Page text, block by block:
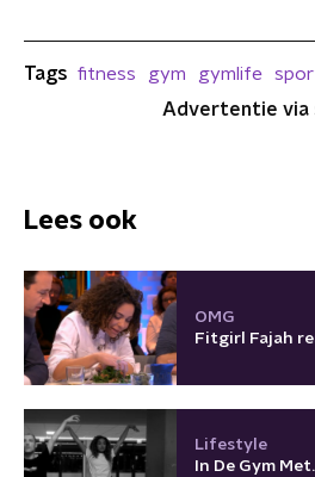
Tags fitness gym gymlife
Advertentie via
Lees ook
OMG
Fitgirl Fajah
Lifestyle
In De Gym